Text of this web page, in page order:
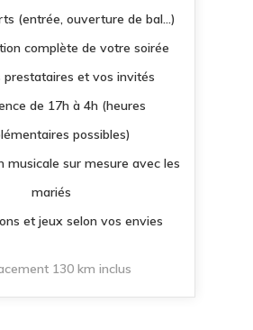
(entrée, ouverture de bal…)
complète de votre soirée
prestataires et vos invités
de 17h à 4h (heures
possibles)
musicale sur mesure avec les
mariés
et jeux selon vos envies
130 km inclus